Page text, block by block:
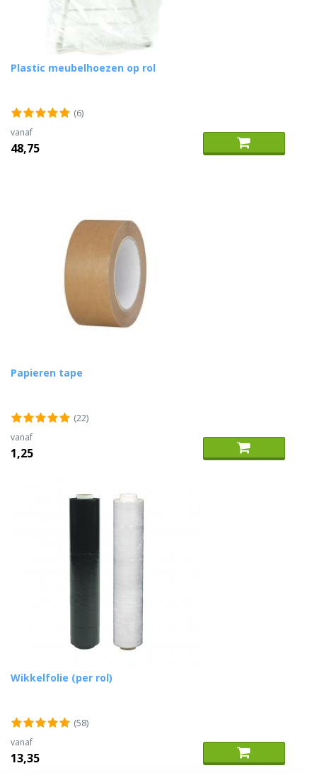
Plastic meubelhoezen op rol
(6)
vanaf
48,75
Papieren tape
(22)
vanaf
1,25
Wikkelfolie (per rol)
(58)
vanaf
13,35